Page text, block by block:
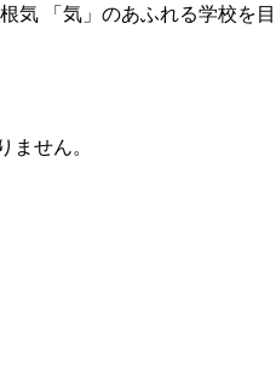
「気」のあふれる学校を目
ません。